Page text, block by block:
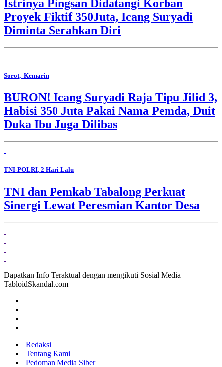
Istrinya Pingsan Didatangi Korban
Proyek Fiktif 350Juta, Icang Suryadi
Diminta Serahkan Diri
Sorot, Kemarin
BURON! Icang Suryadi Raja Tipu Jilid 3,
Habisi 350 Juta Pakai Nama Pemda, Duit
Duka Ibu Juga Dilibas
TNI-POLRI, 2 Hari Lalu
TNI dan Pemkab Tabalong Perkuat
Sinergi Lewat Peresmian Kantor Desa
Dapatkan Info Teraktual dengan mengikuti Sosial Media
TabloidSkandal.com
Redaksi
Tentang Kami
Pedoman Media Siber